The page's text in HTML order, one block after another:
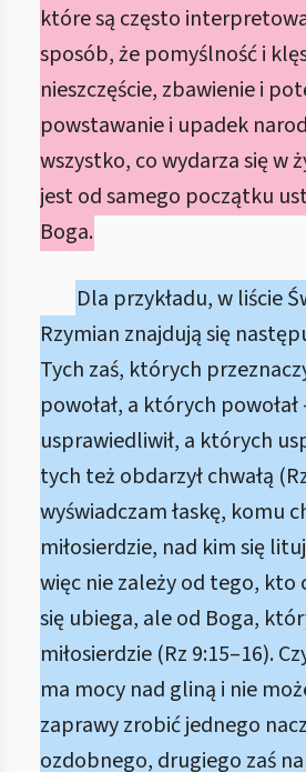
które są często
sposób, że pomyślność i
nieszczęście, zbawienie i
powstawanie i upadek
wszystko, co wydarza się w
jest od samego początku
Boga.
Dla przykładu, w liście
Rzymian znajdują się
Tych zaś, których
powołał, a których
usprawiedliwił, a których
tych też obdarzył chwałą
wyświadczam łaskę, komu
miłosierdzie, nad kim się
więc nie zależy od tego, kto
się ubiega, ale od Boga,
miłosierdzie (Rz 9:15–16).
ma mocy nad gliną i nie
zaprawy zrobić jednego
ozdobnego, drugiego zaś